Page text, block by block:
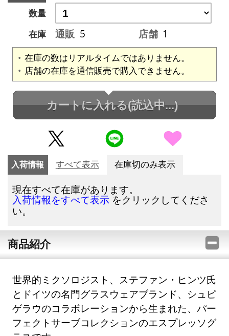
数量
在庫
通販 5 店舗 1
在庫の数はリアルタイムではありません。
店舗の在庫を通信販売で購入できません。
カートに入れる(読込中...)
入荷情報 すべて表示 在庫切のみ表示
現在すべて在庫があります。
入荷情報をすべて表示 をクリックしてくださ
い。
商品紹介
世界的ミクソロジスト、ステファン・ヒンツ氏
とドイツの名門グラスウェアブランド、シュピ
ゲラウのコラボレーションから生まれた、パー
フェクトサーブコレクションのエスプレッソグ